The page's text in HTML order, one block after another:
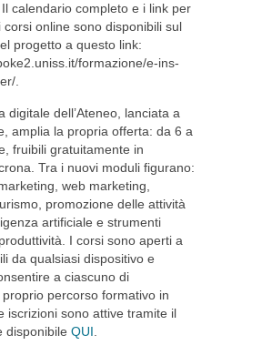
calendario completo e i link per
corsi online sono disponibili sul
progetto a questo link:
formazione/e-ins-
.
digitale dell’Ateneo, lanciata a
amplia la propria offerta: da 6 a
fruibili gratuitamente in
Tra i nuovi moduli figurano:
web marketing,
promozione delle attività
artificiale e strumenti
I corsi sono aperti a
da qualsiasi dispositivo e
a ciascuno di
percorso formativo in
iscrizioni sono attive tramite il
disponibile QUI